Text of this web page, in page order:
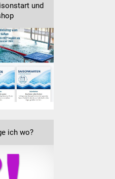
Volkshochschule
Soziale Einrichtungen
Kirchen
Lokale Agenda
Fachteam Jugend
Familienzentrum
und
ich wo?